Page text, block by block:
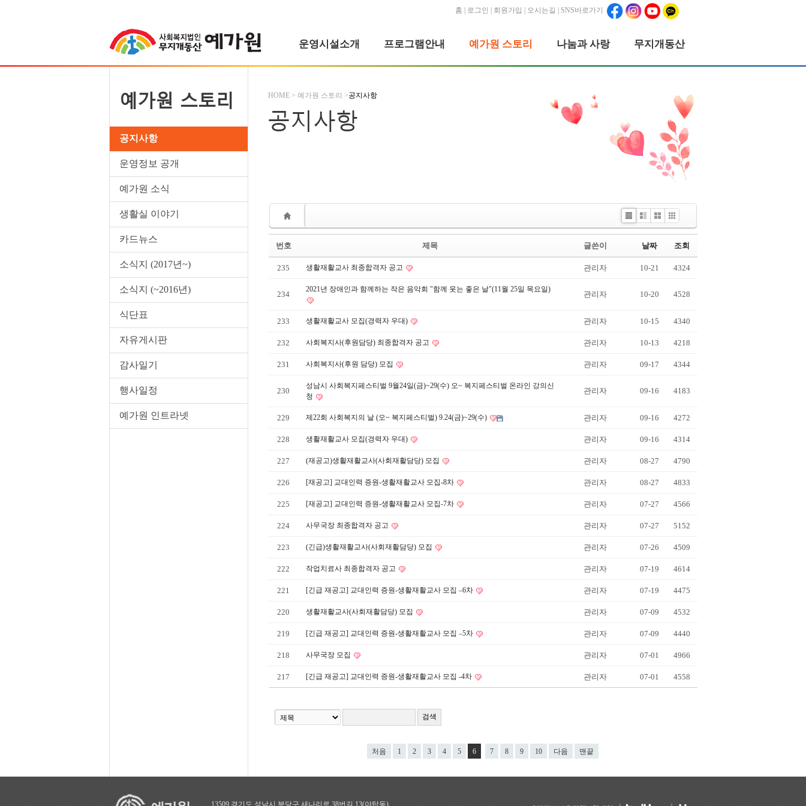
홈 로그인 회원가입 오시는길 | SNS바로가기
운영시설소개 프로그램안내 예가원 스토리 나눔과 사랑 무지개동산
HOME > 예가원 스토리 >공지사항
예가원 스토리
공지사항
운영정보 공개
예가원 소식
생활실 이야기
카드뉴스
소식지 (2017년~)
소식지 (~2016년)
식단표
자유게시판
감사일기
행사일정
예가원 인트라넷
공지사항
List WebzineGalleryPicture
번호 제목 글쓴이 날짜 조회
235 생활재활교사 최종합격자 공고 관리자 10-21 4324
234
2021년 장애인과 함께하는 작은 음악회 "함께 웃는 좋은 날"(11월 25일 목요일)
관리자 10-20 4528
233 생활재활교사 모집(경력자 우대) 관리자 10-15 4340
232 사회복지사(후원담당) 최종합격자 공고 관리자 10-13 4218
231 사회복지사(후원 담당) 모집 관리자 09-17 4344
230
성남시 사회복지페스티벌 9월24일(금)~29(수) 오~ 복지페스티벌 온라인 강의신
청
관리자 09-16 4183
229 제22회 사회복지의 날 (오~ 복지페스티벌) 9.24(금)~29(수) 관리자 09-16 4272
228 생활재활교사 모집(경력자 우대) 관리자 09-16 4314
227 (재공고)생활재활교사(사회재활담당) 모집 관리자 08-27 4790
226 [재공고] 교대인력 증원-생활재활교사 모집-8차 관리자 08-27 4833
225 [재공고] 교대인력 증원-생활재활교사 모집-7차 관리자 07-27 4566
224 사무국장 최종합격자 공고 관리자 07-27 5152
223 (긴급)생활재활교사(사회재활담당) 모집 관리자 07-26 4509
222 작업치료사 최종합격자 공고 관리자 07-19 4614
221 [긴급 재공고] 교대인력 증원-생활재활교사 모집 –6차 관리자 07-19 4475
220 생활재활교사(사회재활담당) 모집 관리자 07-09 4532
219 [긴급 재공고] 교대인력 증원-생활재활교사 모집 –5차 관리자 07-09 4440
218 사무국장 모집 관리자 07-01 4966
217 [긴급 재공고] 교대인력 증원-생활재활교사 모집 -4차 관리자 07-01 4558
처음 1 2 3 4 5 6 7 8 9 10 다음 맨끝
13509 경기도 성남시 분당구 새나리로 38번길 13(야탑동)